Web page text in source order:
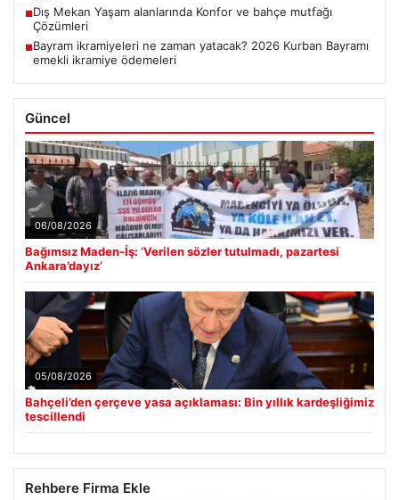
■Dış Mekan Yaşam alanlarında Konfor ve bahçe mutfağı
Çözümleri
■Bayram ikramiyeleri ne zaman yatacak? 2026 Kurban Bayramı
emekli ikramiye ödemeleri
Güncel
06/08/2026
Bağımsız Maden-İş: ‘Verilen sözler tutulmadı, pazartesi
Ankara’dayız’
05/08/2026
Bahçeli’den çerçeve yasa açıklaması: Bin yıllık kardeşliğimiz
tescillendi
Rehbere Firma Ekle